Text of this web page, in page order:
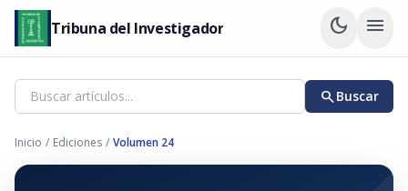
Tribuna del Investigador dark_mode menu
searchBuscar
Inicio / Ediciones / Volumen 24